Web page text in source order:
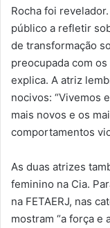
Rocha foi
público a refletir
de transformação
preocupada com
explica. A atriz
nocivos: “Vivemos
mais novos e os
comportamentos
As duas atrizes
feminino na Cia.
na FETAERJ, nas
mostram “a força e